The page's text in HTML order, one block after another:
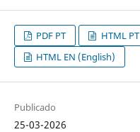
PDF PT HTML PT
HTML EN (English)
Publicado
25-03-2026